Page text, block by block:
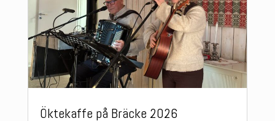
Öktekaffe på Bräcke 2026